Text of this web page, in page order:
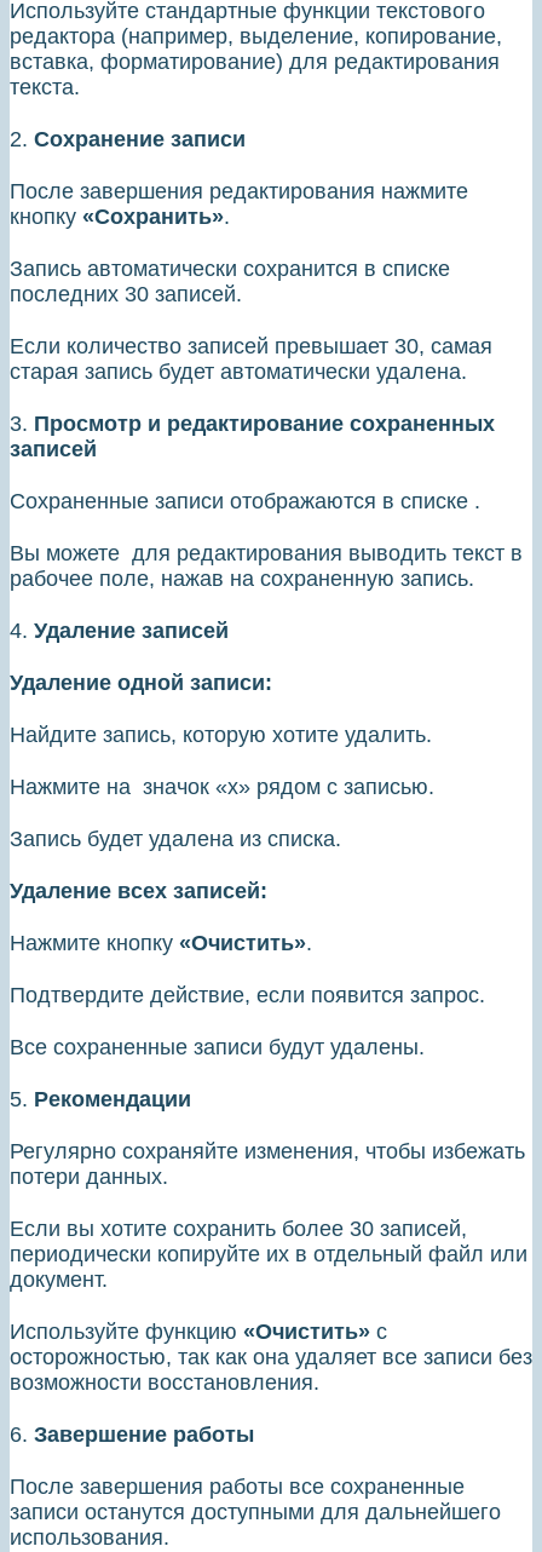
Используйте стандартные функции текстового
редактора (например, выделение, копирование,
вставка, форматирование) для редактирования
текста.
2. Сохранение записи
После завершения редактирования нажмите
кнопку «Сохранить».
Запись автоматически сохранится в списке
последних 30 записей.
Если количество записей превышает 30, самая
старая запись будет автоматически удалена.
3. Просмотр и редактирование сохраненных
записей
Сохраненные записи отображаются в списке .
Вы можете для редактирования выводить текст в
рабочее поле, нажав на сохраненную запись.
4. Удаление записей
Удаление одной записи:
Найдите запись, которую хотите удалить.
Нажмите на значок «х» рядом с записью.
Запись будет удалена из списка.
Удаление всех записей:
Нажмите кнопку «Очистить».
Подтвердите действие, если появится запрос.
Все сохраненные записи будут удалены.
5. Рекомендации
Регулярно сохраняйте изменения, чтобы избежать
потери данных.
Если вы хотите сохранить более 30 записей,
периодически копируйте их в отдельный файл или
документ.
Используйте функцию «Очистить» с
осторожностью, так как она удаляет все записи без
возможности восстановления.
6. Завершение работы
После завершения работы все сохраненные
записи останутся доступными для дальнейшего
использования.